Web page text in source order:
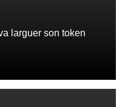
larguer son token